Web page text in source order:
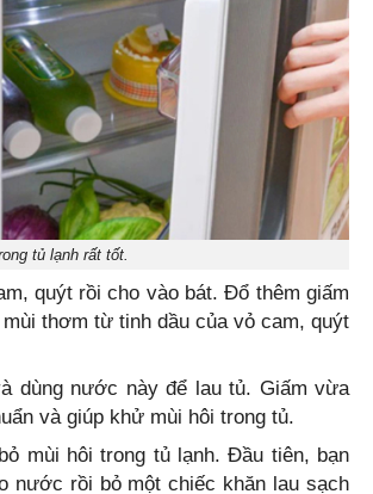
tủ lạnh rất tốt.
quýt rồi cho vào bát. Đổ thêm giấm
thơm từ tinh dầu của vỏ cam, quýt
dùng nước này để lau tủ. Giấm vừa
và giúp khử mùi hôi trong tủ.
mùi hôi trong tủ lạnh. Đầu tiên, bạn
nước rồi bỏ một chiếc khăn lau sạch